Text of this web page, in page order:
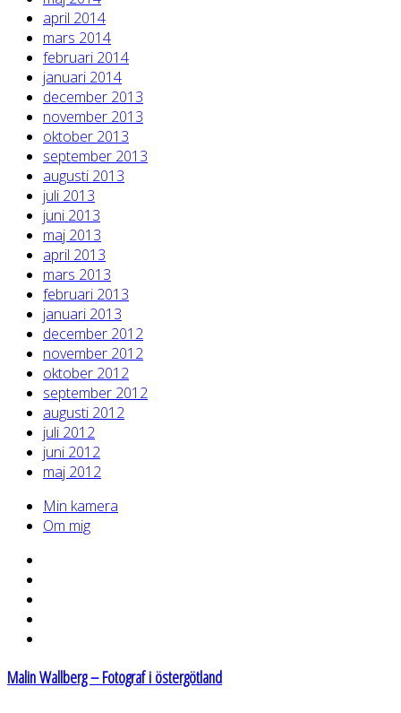
april 2014
mars 2014
februari 2014
januari 2014
december 2013
november 2013
oktober 2013
september 2013
augusti 2013
juli 2013
juni 2013
maj 2013
april 2013
mars 2013
februari 2013
januari 2013
december 2012
november 2012
oktober 2012
september 2012
augusti 2012
juli 2012
juni 2012
maj 2012
Min kamera
Om mig
Malin Wallberg – Fotograf i östergötland